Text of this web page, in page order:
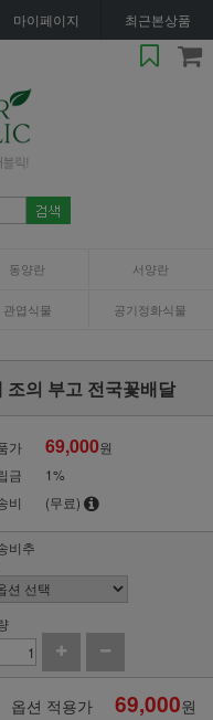
마이페이지 최근본상품
동양란 서양란
관엽식물 공기정화식물
의 부고 전국꽃배달
가 69,000원
금
1%
비
(무료)
비추
옵션 적용가 69,000원